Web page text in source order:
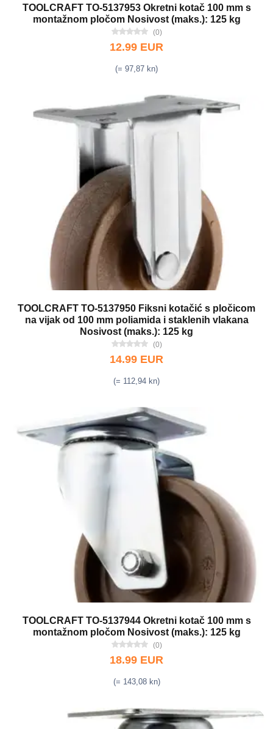
TOOLCRAFT TO-5137953 Okretni kotač 100 mm s
montažnom pločom Nosivost (maks.): 125 kg
(0)
12.99 EUR
(= 97,87 kn)
TOOLCRAFT TO-5137950 Fiksni kotačić s pločicom
na vijak od 100 mm poliamida i staklenih vlakana
Nosivost (maks.): 125 kg
(0)
14.99 EUR
(= 112,94 kn)
TOOLCRAFT TO-5137944 Okretni kotač 100 mm s
montažnom pločom Nosivost (maks.): 125 kg
(0)
18.99 EUR
(= 143,08 kn)